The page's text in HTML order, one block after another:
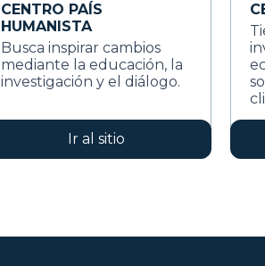
CENTRO PAÍS
HUMANISTA
Busca inspirar cambios
mediante la educación, la
investigación y el diálogo.
Ir al sitio